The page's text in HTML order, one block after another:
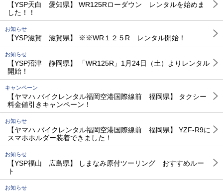
【YSP天白 愛知県】 WR125Rローダウン レンタルを始めま
した！！
お知らせ
【YSP滋賀 滋賀県】 ※※WR１２５R レンタル開始！
お知らせ
【YSP沼津 静岡県】 「WR125R」1月24日（土）よりレンタル
開始！
キャンペーン
【ヤマハ バイクレンタル福岡空港国際線前 福岡県】 タクシー
料金値引きキャンペーン！
お知らせ
【ヤマハ バイクレンタル福岡空港国際線前 福岡県】 YZF-R9に
スマホホルダー装着できました！
お知らせ
【YSP福山 広島県】 しまなみ原付ツーリング おすすめルー
ト
お知らせ